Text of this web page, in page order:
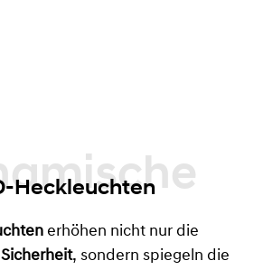
Heckleuchten
erhöhen nicht nur die
, sondern spiegeln die